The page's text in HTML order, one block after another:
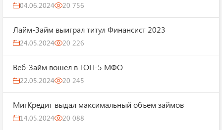
04.06.2024 20 756
Лайм-Займ выиграл титул Финансист 2023
24.05.2024 20 226
Веб-Займ вошел в ТОП-5 МФО
22.05.2024 20 245
МигКредит выдал максимальный объем займов
14.05.2024 20 088